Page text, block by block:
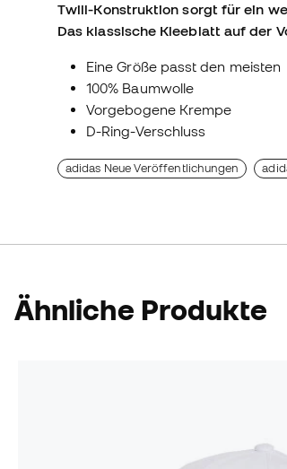
Twill-Konstruktion sorgt für ein
Das klassische Kleeblatt auf der
Eine Größe passt den meisten
100% Baumwolle
Vorgebogene Krempe
D-Ring-Verschluss
adidas Neue Veröffentlichungen
Ähnliche Produkte